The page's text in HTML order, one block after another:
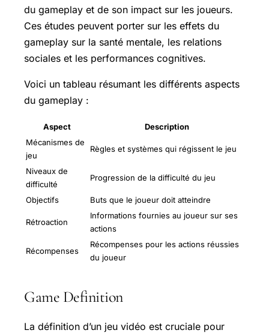
du gameplay et de son impact sur les joueurs.
Ces études peuvent porter sur les effets du
gameplay sur la santé mentale, les relations
sociales et les performances cognitives.
Voici un tableau résumant les différents aspects
du gameplay :
Aspect
Description
Mécanismes de
jeu
Règles et systèmes qui régissent le jeu
Niveaux de
difficulté
Progression de la difficulté du jeu
Objectifs Buts que le joueur doit atteindre
Rétroaction
Informations fournies au joueur sur ses
actions
Récompenses
Récompenses pour les actions réussies
du joueur
Game Definition
La définition d’un jeu vidéo est cruciale pour